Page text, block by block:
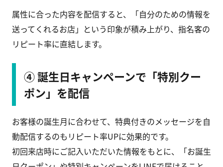
属性に合った内容を配信すると、「自分のための情報を
送ってくれるお店」という印象が積み上がり、指名客の
リピート率に直結します。
④ 誕生日キャンペーンで「特別クー
ポン」を配信
お客様の誕生月に合わせて、特典付きのメッセージを自
動配信するのもリピート率UPに効果的です。
初回来店時にご記入いただいた情報をもとに、「お誕生